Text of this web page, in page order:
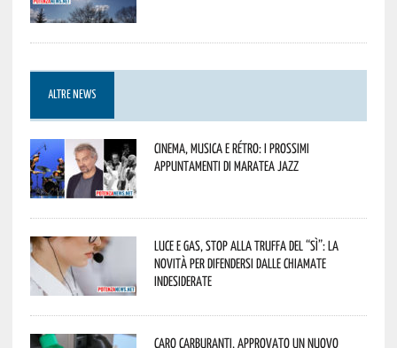
ALTRE NEWS
Cinema, musica e rétro: i prossimi
appuntamenti di Maratea Jazz
Luce e gas, stop alla truffa del “Sì”: la
novità per difendersi dalle chiamate
indesiderate
Caro carburanti, approvato un nuovo